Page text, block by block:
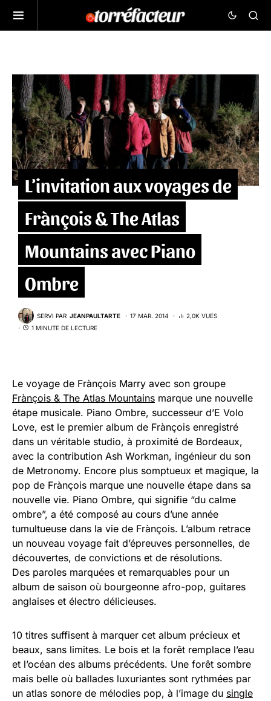
L’invitation aux voyages de
Frànçois & The Atlas
Mountains avec Piano
Ombre
SERVI PAR JEANPAULTARTE 17 MAR. 2014
2,0K VUES
1 MINUTE DE LECTURE
Le voyage de Frànçois Marry avec son groupe
Frànçois & The Atlas Mountains marque une nouvelle
étape musicale. Piano Ombre, successeur d’E Volo
Love, est le premier album de Frànçois enregistré
dans un véritable studio, à proximité de Bordeaux,
avec la contribution Ash Workman, ingénieur du son
de Metronomy. Encore plus somptueux et magique, la
pop de Frànçois marque une nouvelle étape dans sa
nouvelle vie. Piano Ombre, qui signifie “du calme
ombre”, a été composé au cours d’une année
tumultueuse dans la vie de Frànçois. L’album retrace
un nouveau voyage fait d’épreuves personnelles, de
découvertes, de convictions et de résolutions.
Des paroles marquées et remarquables pour un
album de saison où bourgeonne afro-pop, guitares
anglaises et électro délicieuses.
10 titres suffisent à marquer cet album précieux et
beaux, sans limites. Le bois et la forêt remplace l’eau
et l’océan des albums précédents. Une forêt sombre
mais belle où ballades luxuriantes sont rythmées par
un atlas sonore de mélodies pop, à l’image du single